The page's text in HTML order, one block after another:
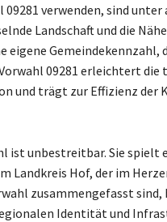
verwenden, sind
Landschaft und die
eigene
09281 erleichtert
und trägt zur Effizienz
ist unbestreitbar. Sie spielt
Landkreis Hof, der im
zusammengefasst
Identität und